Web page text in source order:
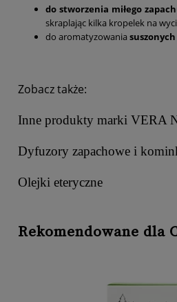
do stworzenia miłego
skraplając kilka kropelek na
do aromatyzowania
Zobacz także:
Inne produkty marki VERA
Dyfuzory zapachowe i
Olejki eteryczne
Rekomendowane dla